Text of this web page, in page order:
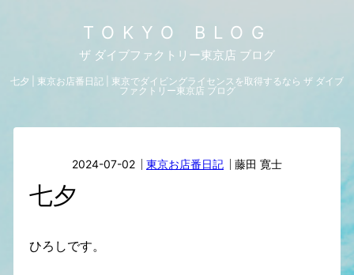
TOKYO BLOG
ザ ダイブファクトリー東京店 ブログ
七夕 | 東京お店番日記 | 東京でダイビングライセンスを取得するなら ザ ダイブ
ファクトリー東京店 ブログ
2024-07-02 東京お店番日記 藤田 寛士
七夕
ひろしです。